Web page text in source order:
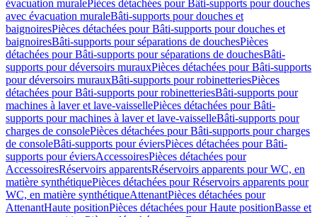
évacuation muralePièces détachées pour Bâti-supports pour douches
avec évacuation muraleBâti-supports pour douches et
baignoiresPièces détachées pour Bâti-supports pour douches et
baignoiresBâti-supports pour séparations de douchesPièces
détachées pour Bâti-supports pour séparations de douchesBâti-
supports pour déversoirs murauxPièces détachées pour Bâti-supports
pour déversoirs murauxBâti-supports pour robinetteriesPièces
détachées pour Bâti-supports pour robinetteriesBâti-supports pour
machines à laver et lave-vaissellePièces détachées pour Bâti-
supports pour machines à laver et lave-vaisselleBâti-supports pour
charges de consolePièces détachées pour Bâti-supports pour charges
de consoleBâti-supports pour éviersPièces détachées pour Bâti-
supports pour éviersAccessoiresPièces détachées pour
AccessoiresRéservoirs apparentsRéservoirs apparents pour WC, en
matière synthétiquePièces détachées pour Réservoirs apparents pour
WC, en matière synthétiqueAttenantPièces détachées pour
AttenantHaute positionPièces détachées pour Haute positionBasse et